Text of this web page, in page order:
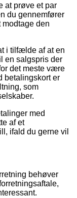
at prøve et par
du gennemfører
den
i tilfælde af at en
en salgspris der
det meste være
betalingskort er
som
med
af et
ifald du gerne vil
behøver